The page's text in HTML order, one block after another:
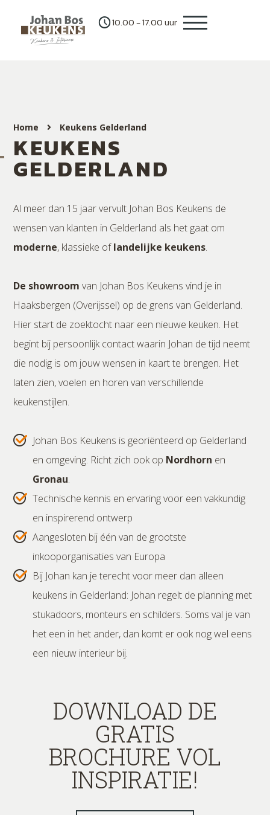
10.00 - 17.00 uur
Home Keukens Gelderland
KEUKENS
GELDERLAND
Al meer dan 15 jaar vervult Johan Bos Keukens de
wensen van klanten in Gelderland als het gaat om
moderne, klassieke oflandelijke keukens.
De showroom van Johan Bos Keukens vind je in
Haaksbergen (Overijssel) op de grens van Gelderland.
Hier start de zoektocht naar een nieuwe keuken. Het
begint bij persoonlijk contact waarin Johan de tijd neemt
die nodig is om jouw wensen in kaart te brengen. Het
laten zien, voelen en horen van verschillende
keukenstijlen.
Johan Bos Keukens is georiënteerd op Gelderland
en omgeving. Richt zich ook op Nordhorn en
Gronau.
Technische kennis en ervaring voor een vakkundig
en inspirerend ontwerp
Aangesloten bij één van de grootste
inkooporganisaties van Europa
Bij Johan kan je terecht voor meer dan alleen
keukens in Gelderland: Johan regelt de planning met
stukadoors, monteurs en schilders. Soms val je van
het een in het ander, dan komt er ook nog wel eens
een nieuw interieur bij.
DOWNLOAD DE
GRATIS
BROCHURE VOL
INSPIRATIE!